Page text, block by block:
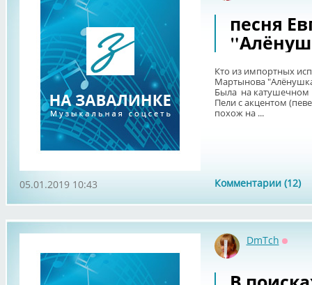
песня
Кто из импортных
Мартынова
Была на катушечном
Пели с акцентом
похож на ...
Комментарии (12)
05.01.2019 10:43
DmTch